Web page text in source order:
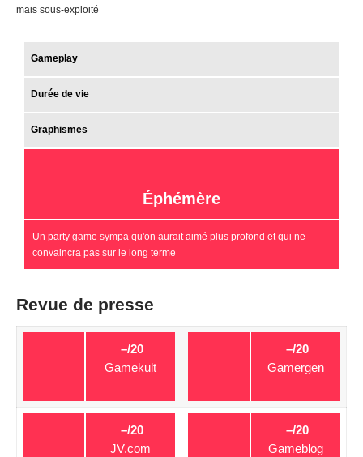
mais sous-exploité
Gameplay
Durée de vie
Graphismes
Éphémère
Un party game sympa qu'on aurait aimé plus profond et qui ne
convaincra pas sur le long terme
Revue de presse
–/20
Gamekult
–/20
Gamergen
–/20
JV.com
–/20
Gameblog